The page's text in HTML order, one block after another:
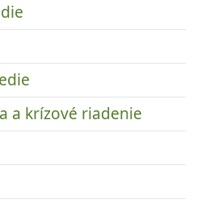
a krízové riadenie